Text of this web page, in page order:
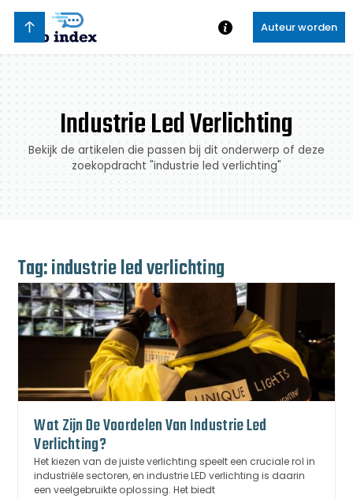
Auteur worden
Industrie Led Verlichting
Bekijk de artikelen die passen bij dit onderwerp of deze
zoekopdracht "industrie led verlichting"
Tag: industrie led verlichting
Wat Zijn De Voordelen Van Industrie Led
Verlichting?
Het kiezen van de juiste verlichting speelt een cruciale rol in
industriële sectoren, en industrie LED verlichting is daarin
een veelgebruikte oplossing. Het biedt